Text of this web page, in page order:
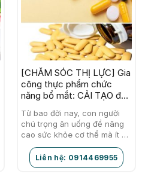
[CHĂM SÓC THỊ LỰC] Gia
công thực phẩm chức
năng bổ mắt: CẢI TẠO đôi
Từ bao đời nay, con người
chú trọng ăn uống để nâng
cao sức khỏe cơ thể mà ít ai
quan tâm đến “vận mệnh”
của đôi mắt.…
Liên hệ: 0914469955